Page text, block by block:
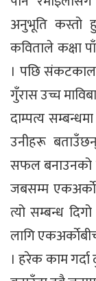
अनुभूति कस्तो
कविताले कक्षा
। पछि
गुँरास उच्च
दाम्पत्य
उनीहरू
सफल बनाउनको
जबसम्म
त्यो सम्बन्ध
लागि
। हरेक काम